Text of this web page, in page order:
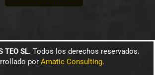
TEO SL. Todos los derechos reservados.
por Amatic Consulting.